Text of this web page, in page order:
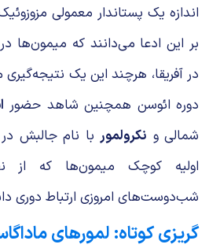
اندازه یک پستاندار معمولی
بر این ادعا می‌دانند که میمون‌ها
در آفریقا، هرچند این یک
دوره ائوسن همچنین شاهد حضور
شمالی و نکرولمور با نام جالبش در
اولیه کوچک میمون‌ها که از
شب‌دوست‌های امروزی ارتباط دوری
گریزی کوتاه: لمورهای